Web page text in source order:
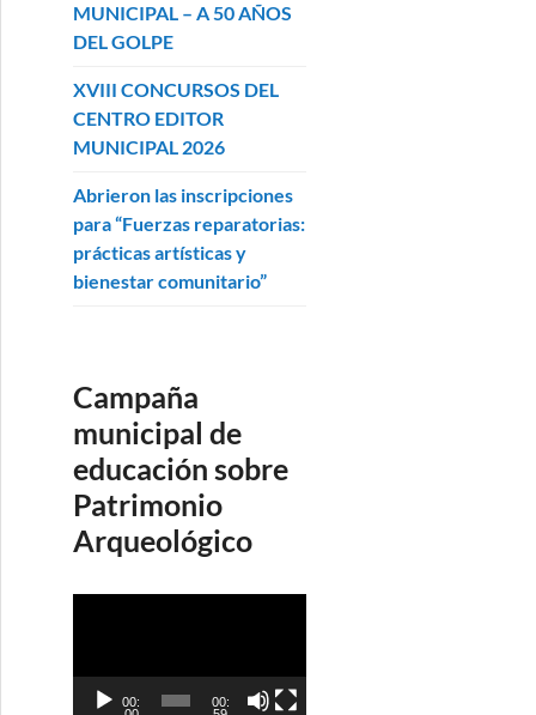
MUNICIPAL – A 50 AÑOS
DEL GOLPE
XVIII CONCURSOS DEL
CENTRO EDITOR
MUNICIPAL 2026
Abrieron las inscripciones
para “Fuerzas reparatorias:
prácticas artísticas y
bienestar comunitario”
Campaña
municipal de
educación sobre
Patrimonio
Arqueológico
00:
00: